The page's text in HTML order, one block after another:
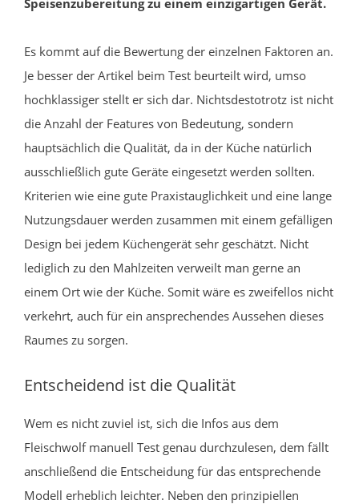
Es kommt auf die Bewertung der einzelnen Faktoren an.
Je besser der Artikel beim Test beurteilt wird, umso
hochklassiger stellt er sich dar. Nichtsdestotrotz ist nicht
die Anzahl der Features von Bedeutung, sondern
hauptsächlich die Qualität, da in der Küche natürlich
ausschließlich gute Geräte eingesetzt werden sollten.
Kriterien wie eine gute Praxistauglichkeit und eine lange
Nutzungsdauer werden zusammen mit einem gefälligen
Design bei jedem Küchengerät sehr geschätzt. Nicht
lediglich zu den Mahlzeiten verweilt man gerne an
einem Ort wie der Küche. Somit wäre es zweifellos nicht
verkehrt, auch für ein ansprechendes Aussehen dieses
Raumes zu sorgen.
Entscheidend ist die Qualität
Wem es nicht zuviel ist, sich die Infos aus dem
Fleischwolf manuell Test genau durchzulesen, dem fällt
anschließend die Entscheidung für das entsprechende
Modell erheblich leichter. Neben den prinzipiellen